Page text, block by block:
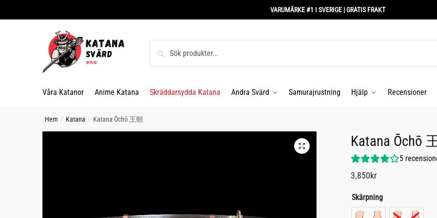
to
to
VARUMÄRKE #1 I SVERIGE | GRATIS FRAKT
efter:
Våra Katanor Anime Katana Skräddarsydda Katana Andra Svärd Samurajrustning Hjälp Recensioner
Hem / Katana / Katana Ōchō 王朝
Katana Ōchō
5
3,850kr
Skärpning